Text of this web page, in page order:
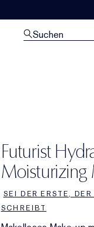
Suchen
Futurist
Moisturizing
SEI DER ERSTE,
SCHREIBT